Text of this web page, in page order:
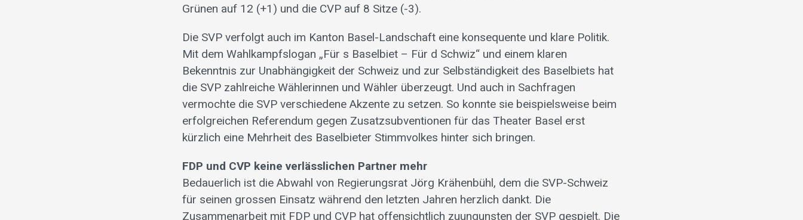
Grünen auf 12 (+1) und die CVP auf 8 Sitze (-3).
Die SVP verfolgt auch im Kanton Basel-Landschaft eine konsequente und klare Politik.
Mit dem Wahlkampfslogan „Für s Baselbiet – Für d Schwiz“ und einem klaren
Bekenntnis zur Unabhängigkeit der Schweiz und zur Selbständigkeit des Baselbiets hat
die SVP zahlreiche Wählerinnen und Wähler überzeugt. Und auch in Sachfragen
vermochte die SVP verschiedene Akzente zu setzen. So konnte sie beispielsweise beim
erfolgreichen Referendum gegen Zusatzsubventionen für das Theater Basel erst
kürzlich eine Mehrheit des Baselbieter Stimmvolkes hinter sich bringen.
FDP und CVP keine verlässlichen Partner mehr
Bedauerlich ist die Abwahl von Regierungsrat Jörg Krähenbühl, dem die SVP-Schweiz
für seinen grossen Einsatz während den letzten Jahren herzlich dankt. Die
Zusammenarbeit mit FDP und CVP hat offensichtlich zuungunsten der SVP gespielt. Die